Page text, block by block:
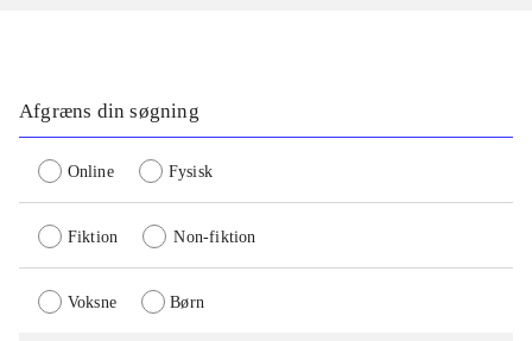
Afgræns din søgning
Online Fysisk
Fiktion Non-fiktion
Voksne Børn